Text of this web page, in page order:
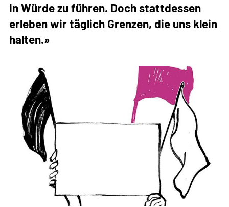
in Würde zu führen. Doch stattdessen
erleben wir täglich Grenzen, die uns klein
halten.»